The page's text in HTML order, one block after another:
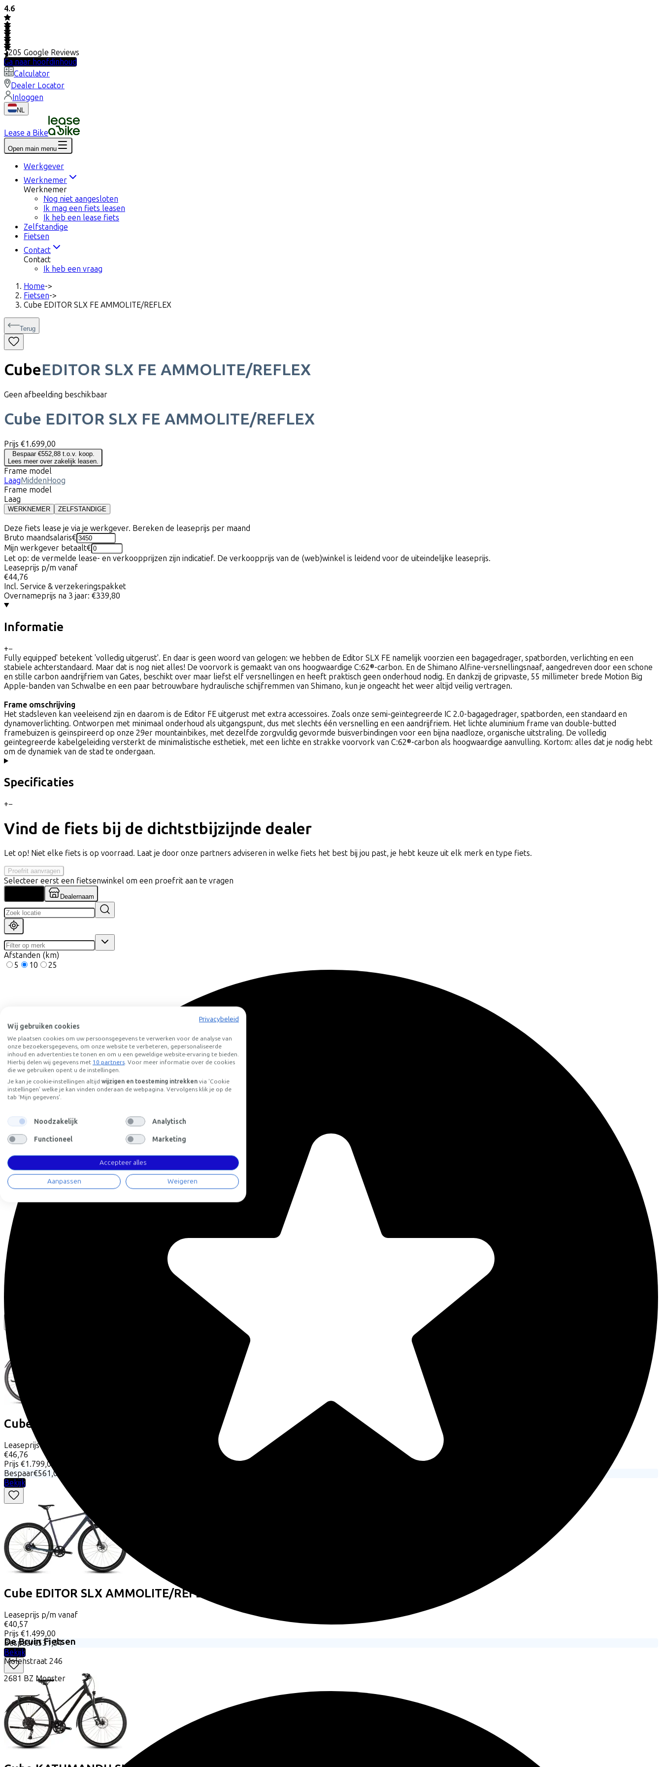
4.6
1205 Google Reviews
Ga naar hoofdinhoud
Calculator
Dealer Locator
Inloggen
NL
Lease a Bike
Open main menu
Werkgever
Werknemer
Werknemer
Nog niet aangesloten
Ik mag een fiets leasen
Ik heb een lease fiets
Zelfstandige
Fietsen
Contact
Contact
Ik heb een vraag
Home->
Fietsen->
Cube EDITOR SLX FE AMMOLITE/REFLEX
Terug
CubeEDITOR SLX FE AMMOLITE/REFLEX
Geen afbeelding beschikbaar
Cube EDITOR SLX FE AMMOLITE/REFLEX
Prijs €1.699,00
Bespaar €552,88 t.o.v. koop.
Lees meer over zakelijk leasen.
Frame model
LaagMiddenHoog
Frame model
Laag
WERKNEMER ZELFSTANDIGE
Deze fiets lease je via je werkgever. Bereken de leaseprijs per maand
Bruto maandsalaris€
Mijn werkgever betaalt€
Let op: de vermelde lease- en verkoopprijzen zijn indicatief. De verkoopprijs van de (web)winkel is leidend voor de uiteindelijke leaseprijs.
Leaseprijs p/m vanaf
€44,76
Incl. Service & verzekeringspakket
Overnameprijs na 3 jaar: €339,80
Informatie
+−
Fully equipped' betekent 'volledig uitgerust'. En daar is geen woord van gelogen: we hebben de Editor SLX FE namelijk voorzien een bagagedrager, spatborden, verlichting en een
stabiele achterstandaard. Maar dat is nog niet alles! De voorvork is gemaakt van ons hoogwaardige C:62®-carbon. En de Shimano Alfine-versnellingsnaaf, aangedreven door een schone
en stille carbon aandrijfriem van Gates, beschikt over maar liefst elf versnellingen en heeft praktisch geen onderhoud nodig. En dankzij de gripvaste, 55 millimeter brede Motion Big
Apple-banden van Schwalbe en een paar betrouwbare hydraulische schijfremmen van Shimano, kun je ongeacht het weer altijd veilig vertragen.
Frame omschrijving
Het stadsleven kan veeleisend zijn en daarom is de Editor FE uitgerust met extra accessoires. Zoals onze semi-geïntegreerde IC 2.0-bagagedrager, spatborden, een standaard en
dynamoverlichting. Ontworpen met minimaal onderhoud als uitgangspunt, dus met slechts één versnelling en een aandrijfriem. Het lichte aluminium frame van double-butted
framebuizen is geïnspireerd op onze 29er mountainbikes, met dezelfde zorgvuldig gevormde buisverbindingen voor een bijna naadloze, organische uitstraling. De volledig
geïntegreerde kabelgeleiding versterkt de minimalistische esthetiek, met een lichte en strakke voorvork van C:62®-carbon als hoogwaardige aanvulling. Kortom: alles dat je nodig hebt
om de dynamiek van de stad te ondergaan.
Specificaties
+−
Vind de fiets bij de dichtstbijzijnde dealer
Let op! Niet elke fiets is op voorraad. Laat je door onze partners adviseren in welke fiets het best bij jou past, je hebt keuze uit elk merk en type fiets.
Proefrit aanvragen
Selecteer eerst een fietsenwinkel om een proefrit aan te vragen
Dealernaam
Afstanden (km)
5
10 25
De Bruin Fietsen
Molenstraat 246
2681 BZ Monster
Vergelijkbare fietsen
Cube
Leaseprijs p/m vanaf
€46,76
Prijs €1.799,00
Bespaar€561,08
Bekijk
Cube EDITOR SLX AMMOLITE/REFLEX
Leaseprijs p/m vanaf
€40,57
Prijs €1.499,00
Bespaar€531,34
Bekijk
Privacybeleid
Wij gebruiken cookies
We plaatsen cookies om uw persoonsgegevens te verwerken voor de analyse van
onze bezoekersgegevens, om onze website te verbeteren, gepersonaliseerde
inhoud en advertenties te tonen en om u een geweldige website-ervaring te bieden.
Hierbij delen wij gegevens met 10 partners. Voor meer informatie over de cookies
die we gebruiken opent u de instellingen.
Je kan je cookie-instellingen altijd wijzigen en toesteming intrekken via 'Cookie
instellingen' welke je kan vinden onderaan de webpagina. Vervolgens klik je op de
tab ‘Mijn gegevens'.
Noodzakelijk Analytisch
Functioneel Marketing
Accepteer alles
Aanpassen Weigeren